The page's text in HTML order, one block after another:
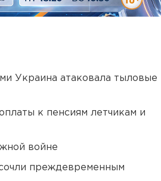
Украина атаковала тыловые
к пенсиям летчикам и
войне
преждевременным